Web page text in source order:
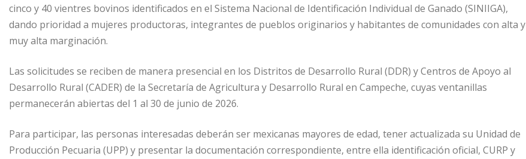
cinco y 40 vientres bovinos identificados en el Sistema Nacional de Identificación Individual de Ganado (SINIIGA),
dando prioridad a mujeres productoras, integrantes de pueblos originarios y habitantes de comunidades con alta y
muy alta marginación.
Las solicitudes se reciben de manera presencial en los Distritos de Desarrollo Rural (DDR) y Centros de Apoyo al
Desarrollo Rural (CADER) de la Secretaría de Agricultura y Desarrollo Rural en Campeche, cuyas ventanillas
permanecerán abiertas del 1 al 30 de junio de 2026.
Para participar, las personas interesadas deberán ser mexicanas mayores de edad, tener actualizada su Unidad de
Producción Pecuaria (UPP) y presentar la documentación correspondiente, entre ella identificación oficial, CURP y